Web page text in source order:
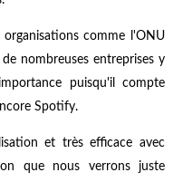
comme l'ONU
nombreuses entreprises y
puisqu'il compte
Spotify.
et très efficace avec
que nous verrons juste